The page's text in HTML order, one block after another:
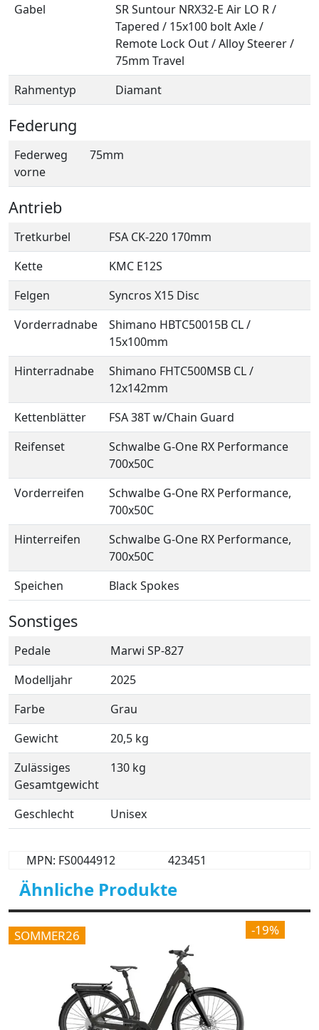
Gabel
SR Suntour NRX32-E Air LO R /
Tapered / 15x100 bolt Axle /
Remote Lock Out / Alloy Steerer /
75mm Travel
Rahmentyp
Diamant
Federung
Federweg
vorne
75mm
Antrieb
Tretkurbel
FSA CK-220 170mm
Kette
KMC E12S
Felgen
Syncros X15 Disc
Vorderradnabe
Shimano HBTC50015B CL /
15x100mm
Hinterradnabe
Shimano FHTC500MSB CL /
12x142mm
Kettenblätter
FSA 38T w/Chain Guard
Reifenset
Schwalbe G-One RX Performance
700x50C
Vorderreifen
Schwalbe G-One RX Performance,
700x50C
Hinterreifen
Schwalbe G-One RX Performance,
700x50C
Speichen
Black Spokes
Sonstiges
Pedale
Marwi SP-827
Modelljahr
2025
Farbe
Grau
Gewicht
20,5 kg
Zulässiges
Gesamtgewicht
130 kg
Geschlecht Unisex
MPN: FS0044912 423451
Ähnliche Produkte
-19%
SOMMER26